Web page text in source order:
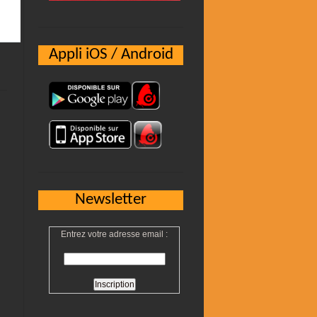
Appli iOS / Android
Newsletter
Entrez votre adresse email :